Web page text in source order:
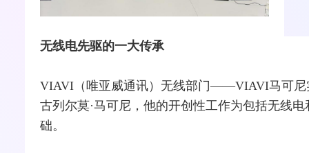
无线电先驱的一大传承
VIAVI（唯亚威通讯）无线部门——VIAVI马可尼
古列尔莫·马可尼，他的开创性工作为包括无线
础。